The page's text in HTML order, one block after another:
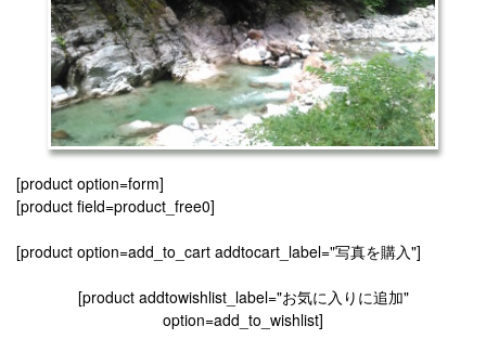
[product option=form]
[product field=product_free0]
[product option=add_to_cart addtocart_label="写真を購入"]
[product addtowishlist_label="お気に入りに追加"
option=add_to_wishlist]